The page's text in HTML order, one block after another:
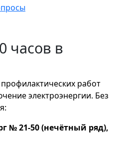
часов в
работ
электроэнергии. Без
№ 21-50 (нечётный ряд),